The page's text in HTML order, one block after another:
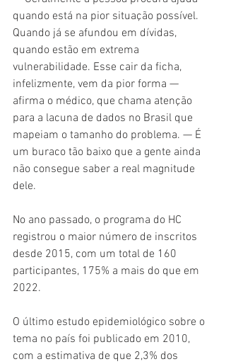
quando está na pior situação possível.
Quando já se afundou em dívidas,
quando estão em extrema
vulnerabilidade. Esse cair da ficha,
infelizmente, vem da pior forma —
afirma o médico, que chama atenção
para a lacuna de dados no Brasil que
mapeiam o tamanho do problema. — É
um buraco tão baixo que a gente ainda
não consegue saber a real magnitude
dele.
No ano passado, o programa do HC
registrou o maior número de inscritos
desde 2015, com um total de 160
participantes, 175% a mais do que em
2022.
O último estudo epidemiológico sobre o
tema no país foi publicado em 2010,
com a estimativa de que 2,3% dos